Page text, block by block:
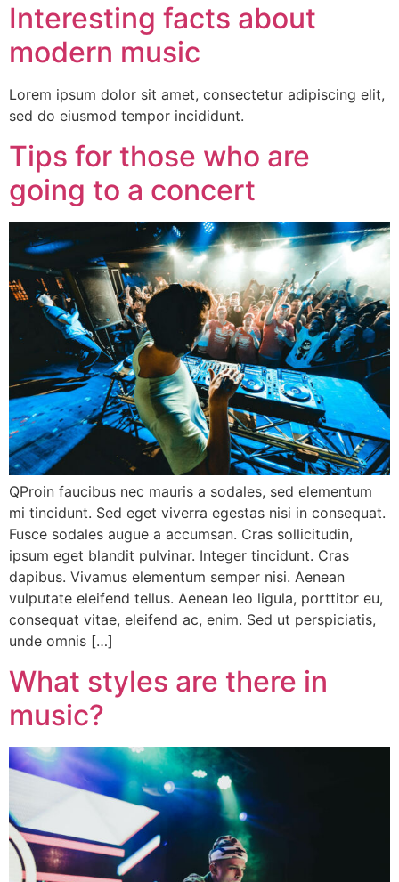
Interesting facts about
modern music
Lorem ipsum dolor sit amet, consectetur adipiscing elit,
sed do eiusmod tempor incididunt.
Tips for those who are
going to a concert
QProin faucibus nec mauris a sodales, sed elementum
mi tincidunt. Sed eget viverra egestas nisi in consequat.
Fusce sodales augue a accumsan. Cras sollicitudin,
ipsum eget blandit pulvinar. Integer tincidunt. Cras
dapibus. Vivamus elementum semper nisi. Aenean
vulputate eleifend tellus. Aenean leo ligula, porttitor eu,
consequat vitae, eleifend ac, enim. Sed ut perspiciatis,
unde omnis […]
What styles are there in
music?